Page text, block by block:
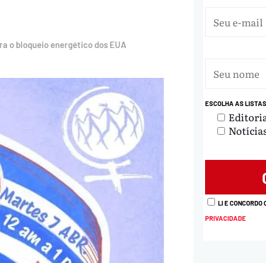
o bloqueio energético dos EUA
ESCOLHA AS
LI E CONCORDO
PRIVACIDADE